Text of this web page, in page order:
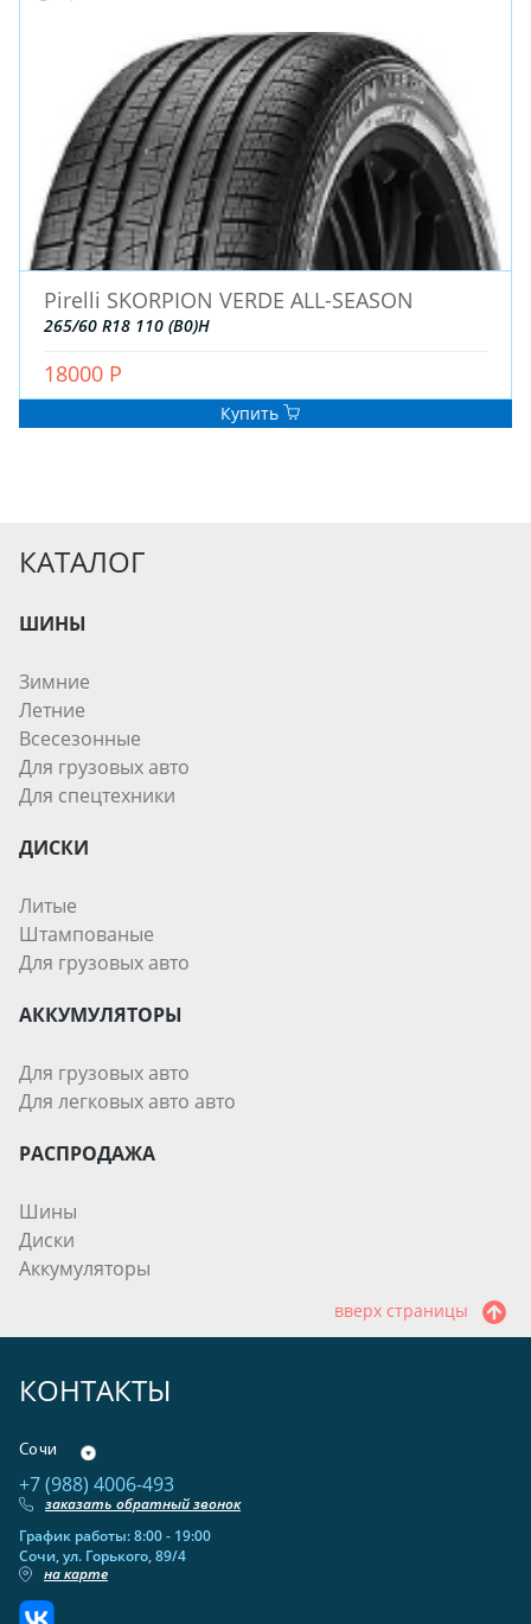
Pirelli SKORPION VERDE ALL-SEASON
265/60 R18 110 (B0)H
18000 Р
Купить
КАТАЛОГ
ШИНЫ
Зимние
Летние
Всесезонные
Для грузовых авто
Для спецтехники
ДИСКИ
Литые
Штампованые
Для грузовых авто
АККУМУЛЯТОРЫ
Для грузовых авто
Для легковых авто авто
РАСПРОДАЖА
Шины
Диски
Аккумуляторы
вверх страницы
КОНТАКТЫ
Сочи
+7 (988) 4006-493
заказать обратный звонок
График работы: 8:00 - 19:00
Сочи, ул. Горького, 89/4
на карте